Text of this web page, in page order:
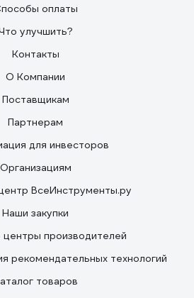
оплаты
улучшить?
Контакты
О Компании
Поставщикам
Партнерам
для инвесторов
Организациям
ВсеИнструменты.ру
Наши закупки
производителей
рекомендательных технологий
товаров